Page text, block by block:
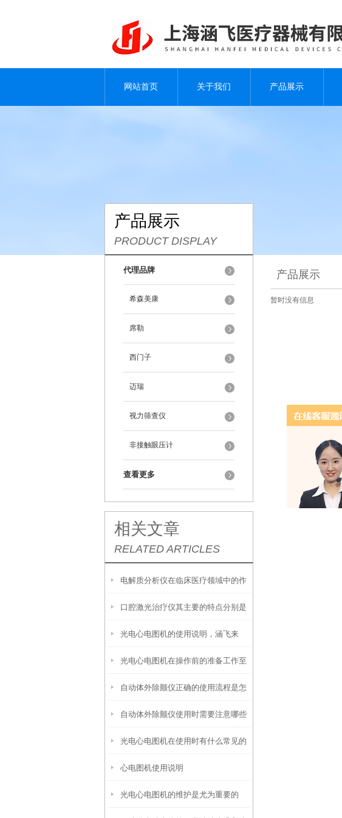
网站首页 关于我们 产品展示
产品展示
PRODUCT DISPLAY
代理品牌
希森美康
席勒
西门子
迈瑞
视力筛查仪
非接触眼压计
查看更多
相关文章
RELATED ARTICLES
电解质分析仪在临床医疗领域中的作
用
口腔激光治疗仪其主要的特点分别是
什么
光电心电图机的使用说明，涵飞来
谈！
光电心电图机在操作前的准备工作至
关重要
自动体外除颤仪正确的使用流程是怎
样的
自动体外除颤仪使用时需要注意哪些
事项呢？
光电心电图机在使用时有什么常见的
问题呢？
心电图机使用说明
光电心电图机的维护是尤为重要的
产品展示
暂时没有信息